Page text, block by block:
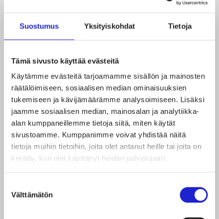
Suostumus Yksityiskohdat Tietoja
Tämä sivusto käyttää evästeitä
Käytämme evästeitä tarjoamamme sisällön ja mainosten
räätälöimiseen, sosiaalisen median ominaisuuksien
tukemiseen ja kävijämäärämme analysoimiseen. Lisäksi
jaamme sosiaalisen median, mainosalan ja analytiikka-
alan kumppaneillemme tietoja siitä, miten käytät
sivustoamme. Kumppanimme voivat yhdistää näitä
tietoja muihin tietoihin, joita olet antanut heille tai joita on
kerätty, kun olet käyttänyt heidän palvelujaan.
valinta
Välttämätön
Kehittämällä biovärien tuotantoa voidaan kuitenkin
oppia säätelemään bioväriaineiden sävyjä,
voimakkuutta ja pysyvyyttä. Se mahdollistaa niiden
ennakoimattomuutta.
Laadukkaaseen ja toistettavaan väriaineeseen
päästään tutkimalla väriaineen uuttamisen lisäksi
muitakin prosessivaiheita, kuten seoksen
puhdistamista, mahdollista kemiallista ja
saattamista jauhemaiseen muotoon.